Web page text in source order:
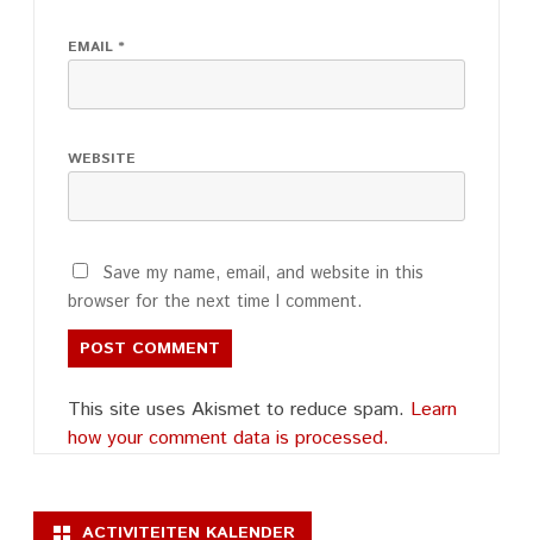
EMAIL *
WEBSITE
Save my name, email, and website in this
browser for the next time I comment.
This site uses Akismet to reduce spam. Learn
how your comment data is processed.
ACTIVITEITEN KALENDER